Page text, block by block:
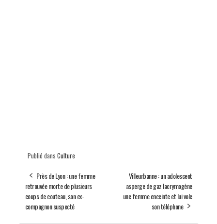
Publié dans Culture
Près de Lyon : une femme
retrouvée morte de plusieurs
coups de couteau, son ex-
compagnon suspecté
Villeurbanne : un adolescent
asperge de gaz lacrymogène
une femme enceinte et lui vole
son téléphone